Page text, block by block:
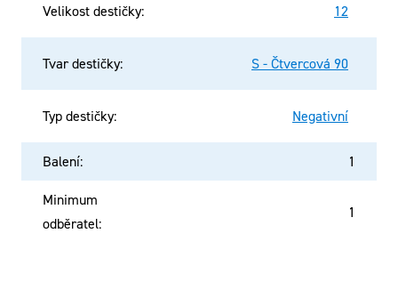
Velikost destičky: 12
Tvar destičky: S - Čtvercová 90
Typ destičky: Negativní
Balení: 1
Minimum
odběratel:
1